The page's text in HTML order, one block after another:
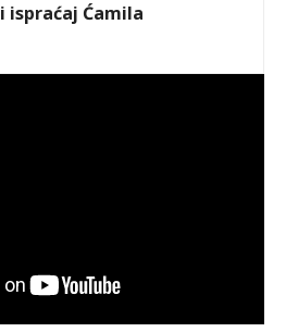
ispraćaj Ćamila